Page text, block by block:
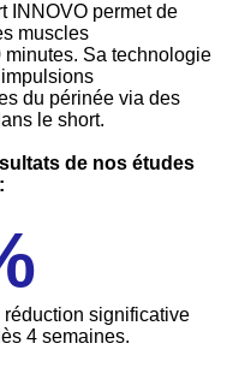
INNOVO permet de
muscles
Sa technologie
du périnée via des
le short.
de nos études
significative
4 semaines.